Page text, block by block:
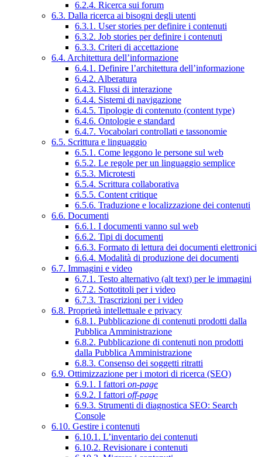
6.2.4. Ricerca sui forum
6.3. Dalla ricerca ai bisogni degli utenti
6.3.1. User stories per definire i contenuti
6.3.2. Job stories per definire i contenuti
6.3.3. Criteri di accettazione
6.4. Architettura dell’informazione
6.4.1. Definire l’architettura dell’informazione
6.4.2. Alberatura
6.4.3. Flussi di interazione
6.4.4. Sistemi di navigazione
6.4.5. Tipologie di contenuto (content type)
6.4.6. Ontologie e standard
6.4.7. Vocabolari controllati e tassonomie
6.5. Scrittura e linguaggio
6.5.1. Come leggono le persone sul web
6.5.2. Le regole per un linguaggio semplice
6.5.3. Microtesti
6.5.4. Scrittura collaborativa
6.5.5. Content critique
6.5.6. Traduzione e localizzazione dei contenuti
6.6. Documenti
6.6.1. I documenti vanno sul web
6.6.2. Tipi di documenti
6.6.3. Formato di lettura dei documenti elettronici
6.6.4. Modalità di produzione dei documenti
6.7. Immagini e video
6.7.1. Testo alternativo (alt text) per le immagini
6.7.2. Sottotitoli per i video
6.7.3. Trascrizioni per i video
6.8. Proprietà intellettuale e privacy
6.8.1. Pubblicazione di contenuti prodotti dalla
Pubblica Amministrazione
6.8.2. Pubblicazione di contenuti non prodotti
dalla Pubblica Amministrazione
6.8.3. Consenso dei soggetti ritratti
6.9. Ottimizzazione per i motori di ricerca (SEO)
6.9.1. I fattori on-page
6.9.2. I fattori off-page
6.9.3. Strumenti di diagnostica SEO: Search
Console
6.10. Gestire i contenuti
6.10.1. L’inventario dei contenuti
6.10.2. Revisionare i contenuti